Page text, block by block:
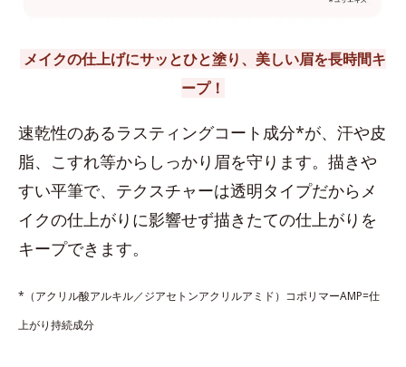
メイクの仕上げにサッとひと塗り、美しい眉を長時間キ
ープ！
速乾性のあるラスティングコート成分*が、汗や皮
脂、こすれ等からしっかり眉を守ります。描きや
すい平筆で、テクスチャーは透明タイプだからメ
イクの仕上がりに影響せず描きたての仕上がりを
キープできます。
*（アクリル酸アルキル／ジアセトンアクリルアミド）コポリマーAMP=仕
上がり持続成分